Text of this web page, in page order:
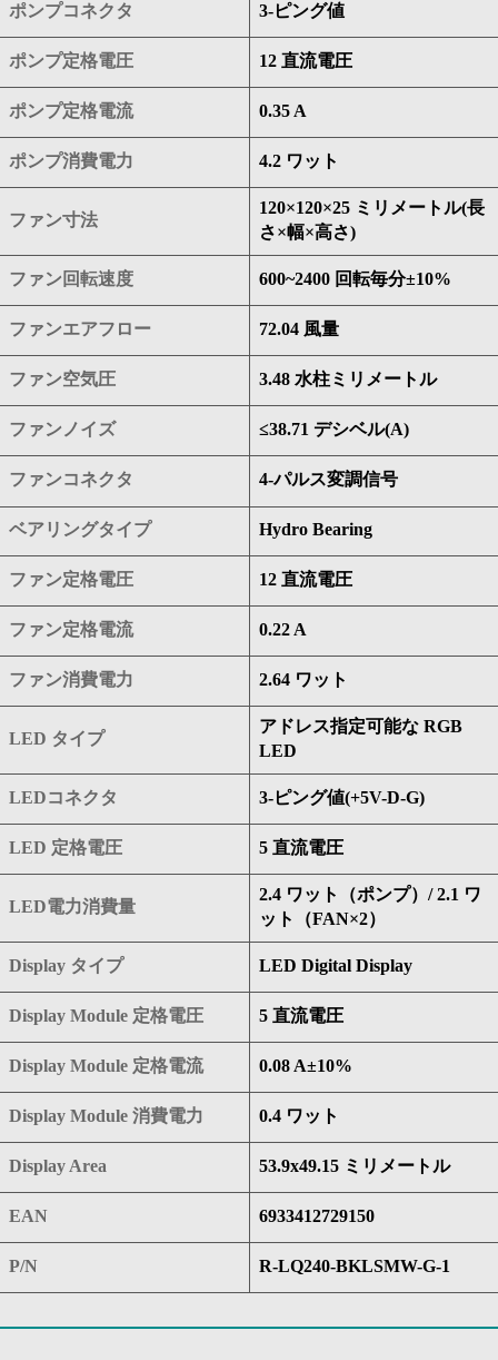
ポンプコネクタ 3-ピング値
ポンプ定格電圧 12 直流電圧
ポンプ定格電流 0.35 A
ポンプ消費電力 4.2 ワット
ファン寸法
120×120×25 ミリメートル(長
さ×幅×高さ)
ファン回転速度 600~2400 回転毎分±10%
ファンエアフロー 72.04 風量
ファン空気圧 3.48 水柱ミリメートル
ファンノイズ ≤38.71 デシベル(A)
ファンコネクタ 4-パルス変調信号
ベアリングタイプ Hydro Bearing
ファン定格電圧 12 直流電圧
ファン定格電流 0.22 A
ファン消費電力 2.64 ワット
LED タイプ
アドレス指定可能な RGB
LED
LEDコネクタ 3-ピング値(+5V-D-G)
LED 定格電圧 5 直流電圧
LED電力消費量
2.4 ワット（ポンプ）/ 2.1 ワ
ット（FAN×2）
Display タイプ LED Digital Display
Display Module 定格電圧 5 直流電圧
Display Module 定格電流 0.08 A±10%
Display Module 消費電力 0.4 ワット
Display Area 53.9x49.15 ミリメートル
EAN 6933412729150
P/N R-LQ240-BKLSMW-G-1